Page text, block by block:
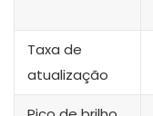
Taxa de
atualização